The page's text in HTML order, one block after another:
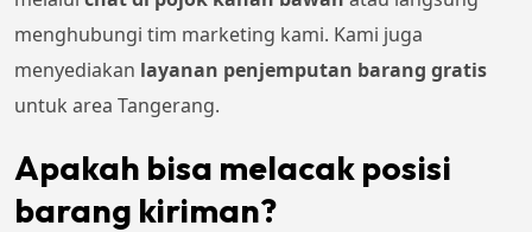
menghubungi tim marketing kami. Kami juga
menyediakan layanan penjemputan barang gratis
untuk area Tangerang.
Apakah bisa melacak posisi
barang kiriman?